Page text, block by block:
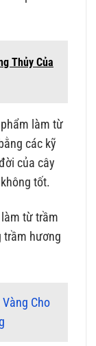
Thủy Của
làm từ
các kỹ
của cây
tốt.
từ trầm
trầm hương
Vàng Cho